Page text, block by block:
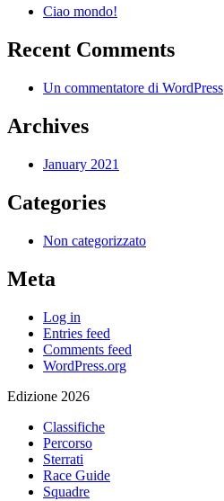
Ciao mondo!
Recent Comments
Un commentatore di WordPress
Archives
January 2021
Categories
Non categorizzato
Meta
Log in
Entries feed
Comments feed
WordPress.org
Edizione 2026
Classifiche
Percorso
Sterrati
Race Guide
Squadre